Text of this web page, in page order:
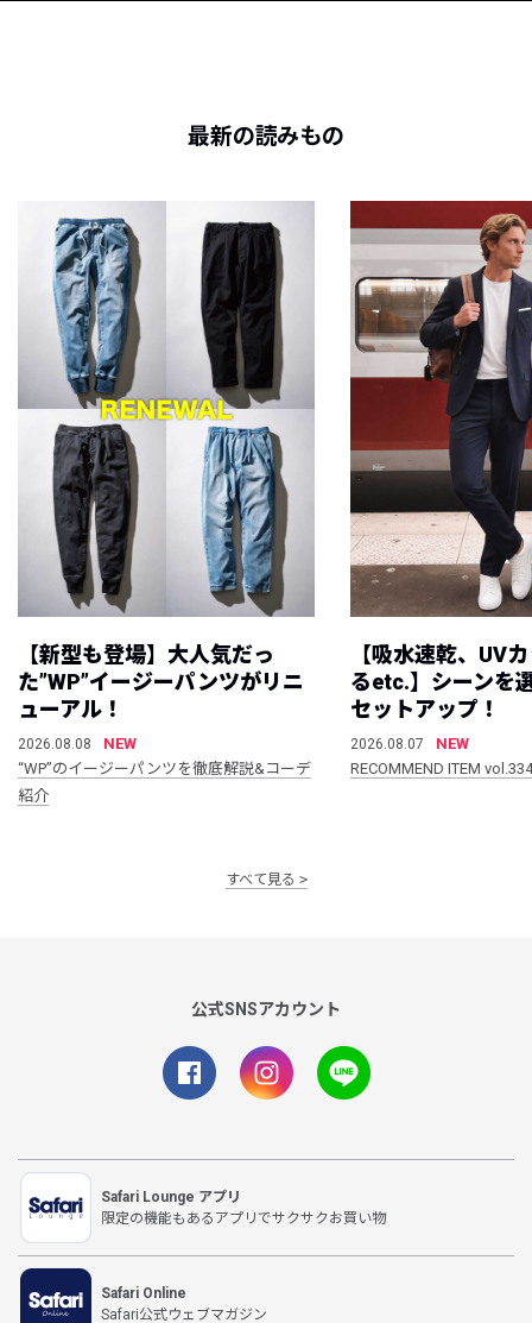
最新の読みもの
【新型も登場】大人気だっ
た”WP”イージーパンツがリニ
ューアル！
2026.08.08
NEW
“WP”のイージーパンツを徹底解説&コーデ
紹介
【吸水速乾、UV
るetc.】シーンを
セットアップ！
2026.08.07
NEW
RECOMMEND ITEM vol.334
すべて見る
公式SNSアカウント
Safari Lounge アプリ
限定の機能もあるアプリでサクサクお買い物
Safari Online
Safari公式ウェブマガジン